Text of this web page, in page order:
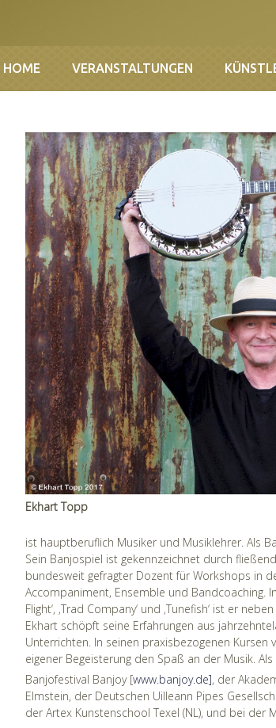
HOME VERANSTALTUNGEN
Ekhart Topp
ist hauptberuflich Musiker und Musiklehrer. Als
Sein Banjospiel ist gekennzeichnet durch
bundesweit gefragter Dozent für Workshops in
Accompaniment, Ensemble und Bandcoaching. In
Flight‘, ‚Trad Company‘ und ‚Tunefish‘ ist er
Ekhart schöpft seine Erfahrungen aus
Unterrichten. In seinen praxisbezogenen
eigener Begeisterung den Spaß an der Musik.
Banjofestival Banjoy [www.banjoy.de], der
Elmstein, der Deutschen Uilleann Pipes
der Artex Kunstenschool Texel (NL), und bei der